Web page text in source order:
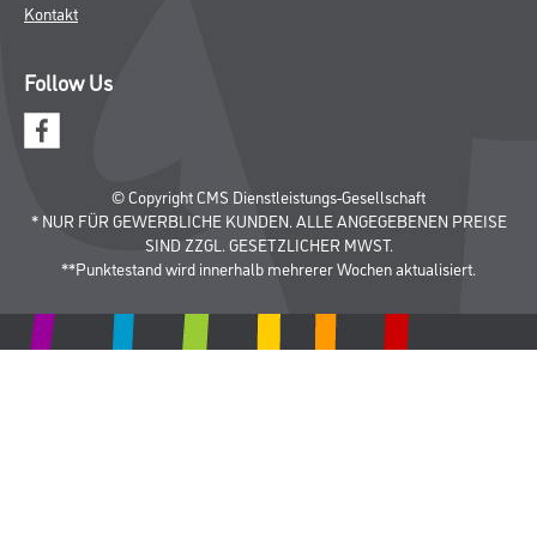
Kontakt
Follow Us
© Copyright CMS Dienstleistungs-Gesellschaft
* NUR FÜR GEWERBLICHE KUNDEN. ALLE ANGEGEBENEN PREISE
SIND ZZGL. GESETZLICHER MWST.
**Punktestand wird innerhalb mehrerer Wochen aktualisiert.